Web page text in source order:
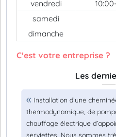
vendredi
samedi
dimanche
C'est votre entreprise ?
Les
Installation d’une
thermodynamique, de
chauffage électrique
serviettes. Nous sommes